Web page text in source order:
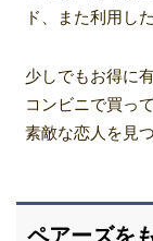
ド、また利用し
少しでもお得に
コンビニで買っ
素敵な恋人を見
ペアーズを